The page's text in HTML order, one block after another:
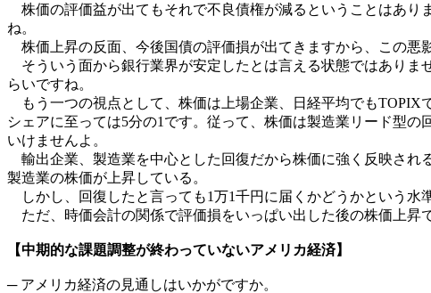
株価の評価益が出てもそれで不良債権が減るということはあり
ね。
株価上昇の反面、今後国債の評価損が出てきますから、この悪
そういう面から銀行業界が安定したとは言える状態ではありま
らいですね。
もう一つの視点として、株価は上場企業、日経平均でもTOPIX
シェアに至っては5分の1です。従って、株価は製造業リード型
いけませんよ。
輸出企業、製造業を中心とした回復だから株価に強く反映され
製造業の株価が上昇している。
しかし、回復したと言っても1万1千円に届くかどうかという水
ただ、時価会計の関係で評価損をいっぱい出した後の株価上昇
【中期的な課題調整が終わっていないアメリカ経済】
─ アメリカ経済の見通しはいかがですか。